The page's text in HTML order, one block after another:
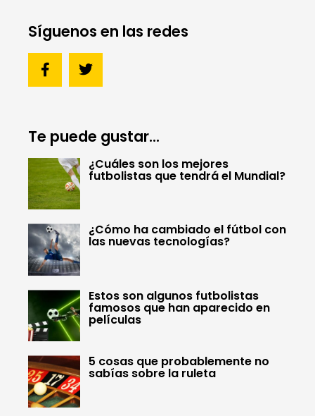
Síguenos en las redes
Te puede gustar...
¿Cuáles son los mejores
futbolistas que tendrá el Mundial?
¿Cómo ha cambiado el fútbol con
las nuevas tecnologías?
Estos son algunos futbolistas
famosos que han aparecido en
películas
5 cosas que probablemente no
sabías sobre la ruleta